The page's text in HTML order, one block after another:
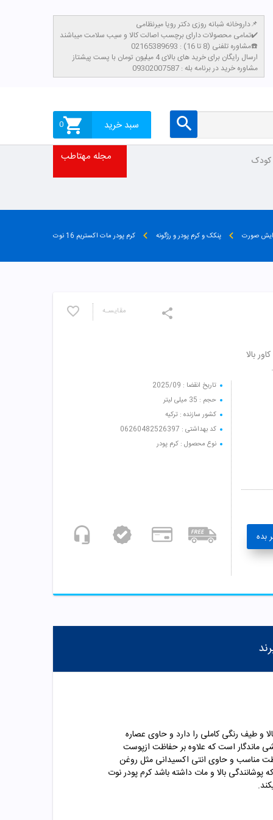
داروخانه شبانه روزی دکتر رویا میرنظامی📌
تمامی محصولات دارای برچسب اصالت کالا و سیب سلامت میباشند✔️
مشاوره تلفنی (8 تا 16) : 02165389693☎️
​ارسال رایگان برای خرید های بالای 4 میلیون تومان با پست پیشتاز
مشاوره خرید در برنامه بله : 09302007587
سبد خرید 0
کودک مجله مهتاطب
صورت پنکک و کرم پودر و رژگونه کرم پودر مات اکستریم 16 نوت
مقایسـه
تاریخ انقضا : 2025/09
حجم : 35 میلی لیتر
کشور سازنده : ترکیه
کد بهداشتی : 06260482526397
نوع محصول : کرم پودر
بالا
بده
که پوشش و کاور بالا و طیف رنگی کاملی را دارد و حاوی عصاره
ماندگار است که علاوه بر حفاظت ازپوست
مناسب و حاوی انتی اکسیدانی مثل روغن
بالا و مات داشته باشد کرم پودر نوت